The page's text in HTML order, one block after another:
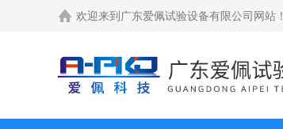
欢迎来到 广东爱佩试验设备有限公司网站 ！